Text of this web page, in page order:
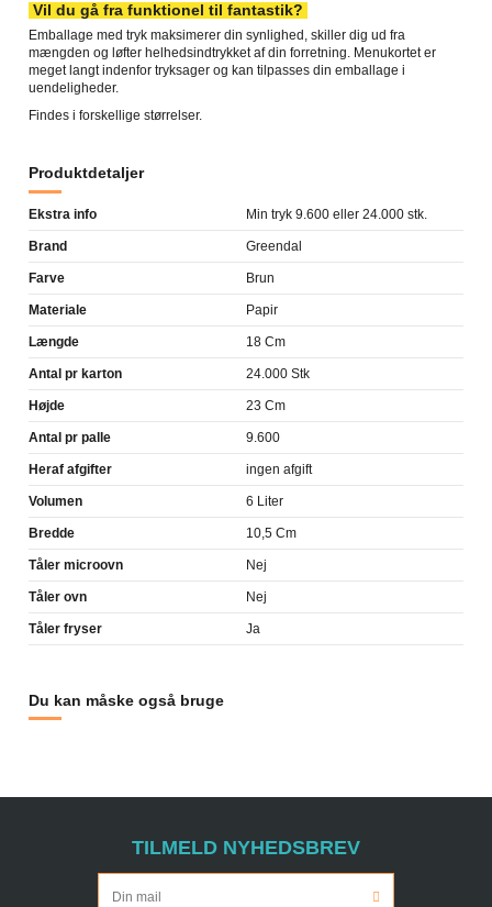
Vil du gå fra funktionel til fantastik?
Emballage med tryk maksimerer din synlighed, skiller dig ud fra
mængden og løfter helhedsindtrykket af din forretning. Menukortet er
meget langt indenfor tryksager og kan tilpasses din emballage i
uendeligheder.
Findes i forskellige størrelser.
Produktdetaljer
Ekstra info Min tryk 9.600 eller 24.000 stk.
Brand Greendal
Farve Brun
Materiale Papir
Længde 18 Cm
Antal pr karton 24.000 Stk
Højde 23 Cm
Antal pr palle 9.600
Heraf afgifter ingen afgift
Volumen 6 Liter
Bredde 10,5 Cm
Tåler microovn Nej
Tåler ovn Nej
Tåler fryser Ja
Du kan måske også bruge
TILMELD NYHEDSBREV